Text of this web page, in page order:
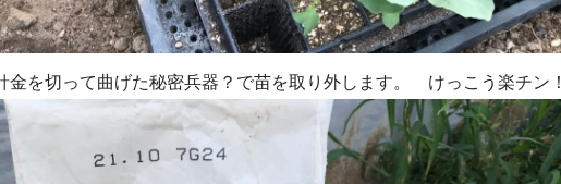
金を切って曲げた秘密兵器？で苗を取り外します。 けっこう楽チン！